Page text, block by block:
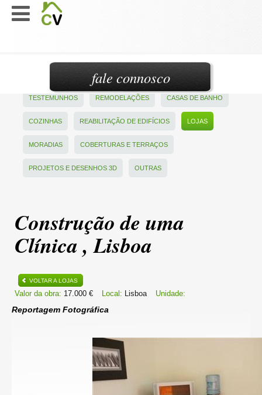
TESTEMUNHOS REMODELAÇÕES CASAS DE BANHO
COZINHAS REABILITAÇÃO DE EDIFÍCIOS LOJAS
MORADIAS COBERTURAS E TERRAÇOS
PROJETOS E DESENHOS 3D OUTRAS
Construção de uma
Clínica , Lisboa
VOLTAR A LOJAS
Valor da obra: 17.000 € Local: Lisboa Unidade:
Reportagem Fotográfica
fale connosco